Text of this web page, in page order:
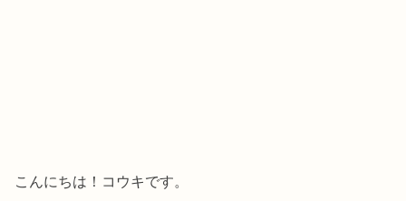
こんにちは！コウキです。